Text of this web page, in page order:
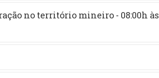
no território mineiro - 08:00h às